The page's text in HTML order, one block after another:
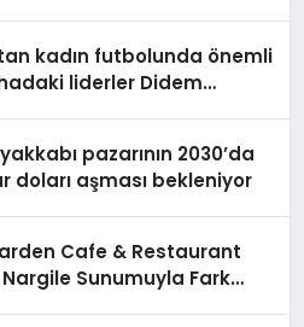
kadın futbolunda önemli
liderler Didem
pazarının 2030’da
doları aşması bekleniyor
Cafe & Restaurant
Sunumuyla Fark